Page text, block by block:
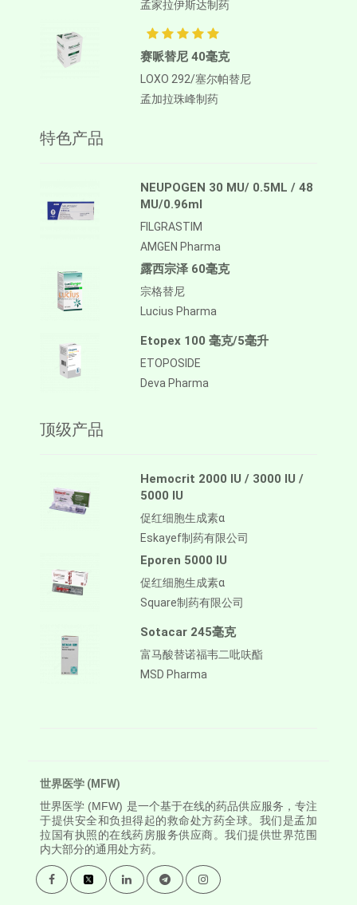
孟家拉伊斯达制药
赛哌替尼 40毫克
LOXO 292/塞尔帕替尼
孟加拉珠峰制药
特色产品
NEUPOGEN 30 MU/ 0.5ML / 48
MU/0.96ml
FILGRASTIM
AMGEN Pharma
露西宗泽 60毫克
宗格替尼
Lucius Pharma
Etopex 100 毫克/5毫升
ETOPOSIDE
Deva Pharma
顶级产品
Hemocrit 2000 IU / 3000 IU /
5000 IU
促红细胞生成素α
Eskayef制药有限公司
Eporen 5000 IU
促红细胞生成素α
Square制药有限公司
Sotacar 245毫克
富马酸替诺福韦二吡呋酯
MSD Pharma
世界医学 (MFW)
世界医学 (MFW) 是一个基于在线的药品供应服务，专注
于提供安全和负担得起的救命处方药全球。我们是孟加
拉国有执照的在线药房服务供应商。我们提供世界范围
内大部分的通用处方药。